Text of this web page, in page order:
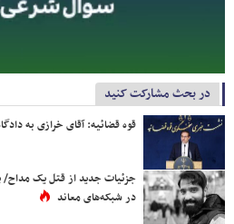
در بحث مشارکت کنید
قوه قضائیه: آقای خرازی به
جزئیات جدید از قتل یک
در شبکه‌های معاند